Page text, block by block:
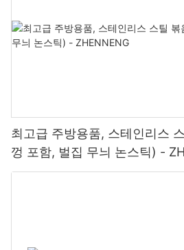
최고급 주방용품, 스테인리스
껑 포함, 벌집 무늬 논스틱) -